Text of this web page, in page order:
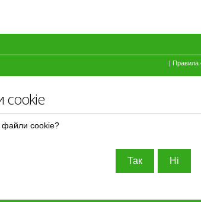
| Правила
cookie
файли cookie?